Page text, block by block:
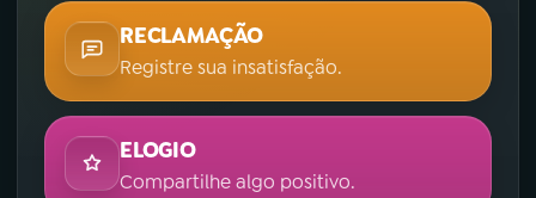
RECLAMAÇÃO
Registre sua insatisfação.
ELOGIO
Compartilhe algo positivo.